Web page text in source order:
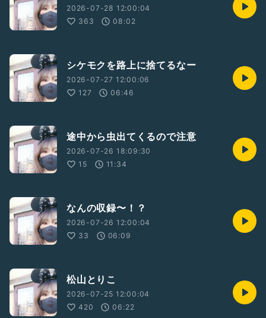
2026-07-28 12:00:04
363
08:02
シケモクを路上に捨てるなー
2026-07-27 12:00:06
127
06:46
途中から虫出てくるので注意
2026-07-26 18:09:30
15
11:34
なんの収録〜！？
2026-07-26 12:00:04
33
06:09
松山とりこ
2026-07-25 12:00:04
420
06:22